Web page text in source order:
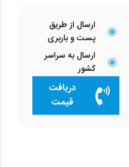
ارسال از طریق
پست و باربری
ارسال به سراسر
کشور
دریافت
قیمت